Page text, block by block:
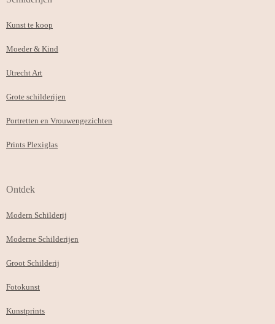
Kunst te koop
Moeder & Kind
Utrecht Art
Grote schilderijen
Portretten en Vrouwengezichten
Prints Plexiglas
Ontdek
Modern Schilderij
Moderne Schilderijen
Groot Schilderij
Fotokunst
Kunstprints